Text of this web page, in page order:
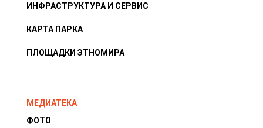
ИНФРАСТРУКТУРА И СЕРВИС
КАРТА ПАРКА
ПЛОЩАДКИ ЭТНОМИРА
МЕДИАТЕКА
ФОТО